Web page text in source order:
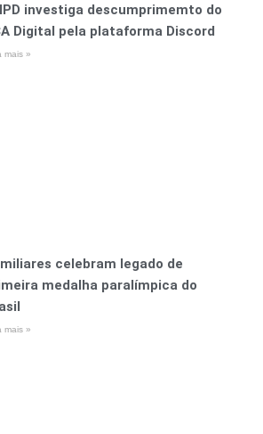
investiga descumprimemto do
Digital pela plataforma Discord
mais »
celebram legado de
medalha paralímpica do
mais »